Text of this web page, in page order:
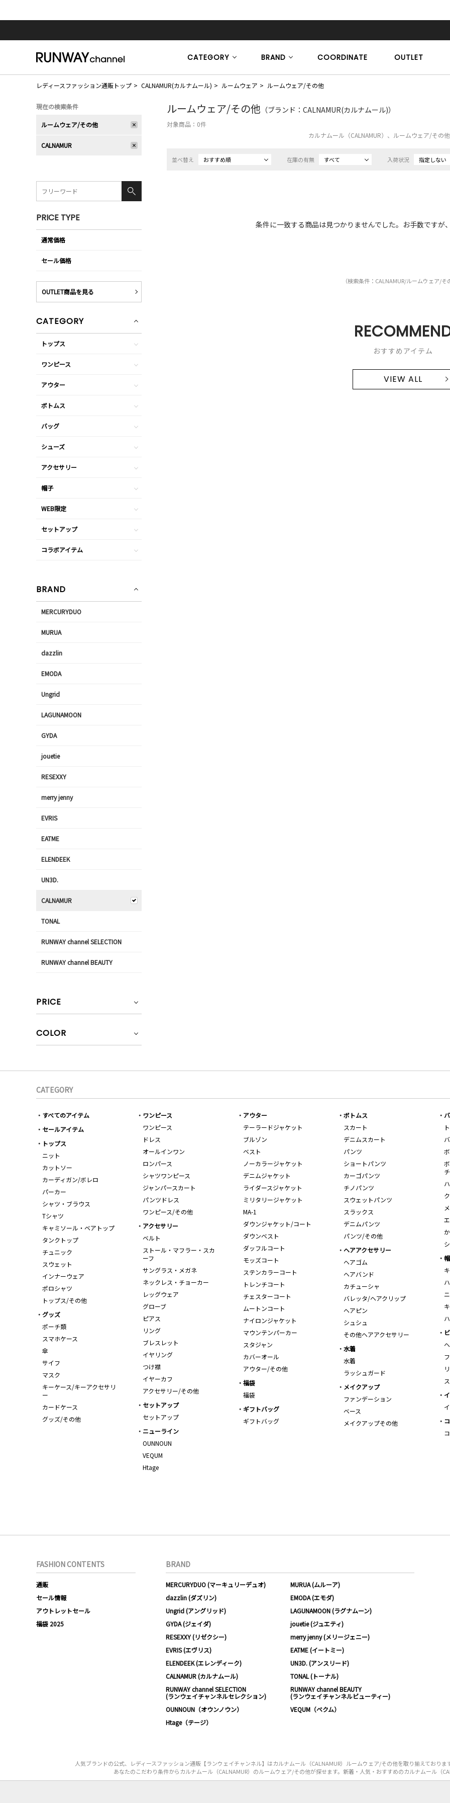
CATEGORY BRAND COORDINATE OUTLET
レディースファッション通販トップ CALNAMUR(カルナムール) ルームウェア ルームウェア/その他
ルームウェア/その他 （ブランド：CALNAMUR(カルナムール)）
対象商品： 0件
カルナムール（CALNAMUR）、ルームウェア/その他
並べ替え おすすめ順 在庫の有無 すべて 入荷状況 指定しない
条件に一致する商品は見つかりませんでした。お手数ですが
（検索条件：CALNAMUR/ルームウェア/そ
おすすめアイテム
VIEW ALL
現在の検索条件
ルームウェア/その他
CALNAMUR
PRICE TYPE
通常価格
セール価格
OUTLET商品を見る
CATEGORY
トップス
ワンピース
アウター
ボトムス
バッグ
シューズ
アクセサリー
帽子
WEB限定
セットアップ
コラボアイテム
BRAND
MERCURYDUO
MURUA
dazzlin
EMODA
Ungrid
LAGUNAMOON
GYDA
jouetie
RESEXXY
merry jenny
EVRIS
EATME
ELENDEEK
UN3D.
CALNAMUR
TONAL
RUNWAY channel SELECTION
RUNWAY channel BEAUTY
PRICE
COLOR
CATEGORY
すべてのアイテム
セールアイテム
トップス
ニット
カットソー
カーディガン/ボレロ
パーカー
シャツ・ブラウス
Tシャツ
キャミソール・ベアトップ
タンクトップ
チュニック
スウェット
インナーウェア
ポロシャツ
トップス/その他
ワンピース
ワンピース
ドレス
オールインワン
ロンパース
シャツワンピース
ジャンパースカート
パンツドレス
ワンピース/その他
アウター
テーラードジャケット
ブルゾン
ベスト
ノーカラージャケット
デニムジャケット
ライダースジャケット
ミリタリージャケット
MA-1
ダウンジャケット/コート
ダウンベスト
ダッフルコート
モッズコート
ステンカラーコート
トレンチコート
チェスターコート
ムートンコート
ナイロンジャケット
マウンテンパーカー
スタジャン
カバーオール
アウター/その他
ボトムス
スカート
デニムスカート
パンツ
ショートパンツ
カーゴパンツ
チノパンツ
スウェットパンツ
スラックス
デニムパンツ
パンツ/その他
チ
アクセサリー
ベルト
ストール・マフラー・スカ
ーフ
サングラス・メガネ
ネックレス・チョーカー
レッグウェア
グローブ
ピアス
リング
ブレスレット
イヤリング
つけ襟
イヤーカフ
アクセサリー/その他
ヘアアクセサリー
ヘアゴム
ヘアバンド
カチューシャ
バレッタ/ヘアクリップ
ヘアピン
シュシュ
その他ヘアアクセサリー
グッズ
ポーチ類
スマホケース
傘
サイフ
マスク
キーケース/キーアクセサリ
ー
カードケース
グッズ/その他
水着
水着
ラッシュガード
福袋
福袋
メイクアップ
ファンデーション
ベース
メイクアップその他
セットアップ
セットアップ
ギフトバッグ
ギフトバッグ
ニューライン
OUNNOUN
VEQUM
Htage
FASHION CONTENTS
通販
セール情報
アウトレットセール
福袋 2025
BRAND
MERCURYDUO (マーキュリーデュオ)
MURUA (ムルーア)
dazzlin (ダズリン)
EMODA (エモダ)
Ungrid (アングリッド)
LAGUNAMOON (ラグナムーン)
GYDA (ジェイダ)
jouetie (ジュエティ)
RESEXXY (リゼクシー)
merry jenny (メリージェニー)
EVRIS (エヴリス)
EATME (イートミー)
ELENDEEK (エレンディーク)
UN3D. (アンスリード)
CALNAMUR (カルナムール)
TONAL (トーナル)
RUNWAY channel SELECTION
(ランウェイチャンネルセレクション)
RUNWAY channel BEAUTY
(ランウェイチャンネルビューティー)
OUNNOUN（オウンノウン）
VEQUM（ベクム）
Htage（テージ）
人気ブランドの公式、レディースファッション通販【ランウェイチャンネル】はカルナムール（CALNAMUR）ルームウェア/その他を取り揃えておりま
あなたのこだわり条件からカルナムール（CALNAMUR）のルームウェア/その他が探せます。新着・人気・おすすめのカルナムール（